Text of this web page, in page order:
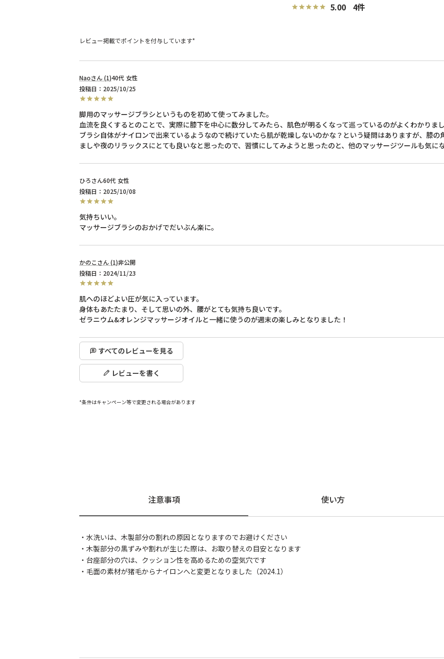
5.00 4
レビュー掲載でポイントを付与しています*
Nao 1 40代 女性
投稿日
2025/10/25
脚用のマッサージブラシというものを初めて使ってみました。
血流を良くするとのことで、実際に膝下を中心に数分してみたら、肌色が明るくなって巡っているのがよくわかりま
ブラシ自体がナイロンで出来ているようなので続けていたら肌が乾燥しないのかな？という疑問はありますが、膝
ましや夜のリラックスにとても良いなと思ったので、習慣にしてみようと思ったのと、他のマッサージツールも気に
ひろ 60代 女性
投稿日
2025/10/08
気持ちいい。
かのこ 1 非公開
投稿日
2024/11/23
肌へのほどよい圧が気に入っています。
身体もあたたまり、そして思いの外、腰がとても気持ち良いです。
ゼラニウム&オレンジマッサージオイルと一緒に使うのが週末の楽しみとなりました！
すべてのレビューを見る
レビューを書く
*条件はキャンペーン等で変更される場合があります
注意事項 使い方
・水洗いは、木製部分の割れの原因となりますのでお避けください
・木製部分の黒ずみや割れが生じた際は、お取り替えの目安となります
・台座部分の穴は、クッション性を高めるための空気穴です
・毛面の素材が猪毛からナイロンへと変更となりました（2024.1）